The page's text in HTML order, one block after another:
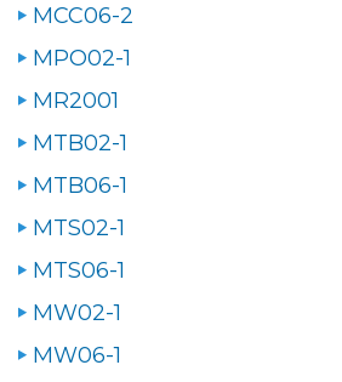
MCC06-2
MPO02-1
MR2001
MTB02-1
MTB06-1
MTS02-1
MTS06-1
MW02-1
MW06-1